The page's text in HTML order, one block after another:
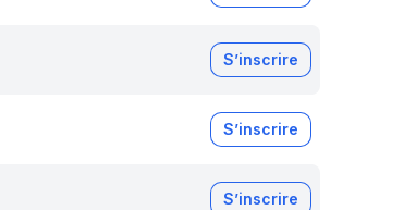
S’inscrire
S’inscrire
S’inscrire